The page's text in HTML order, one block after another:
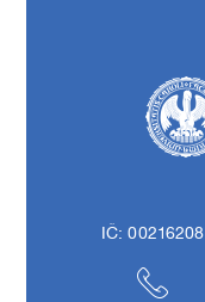
IČ: 00216208